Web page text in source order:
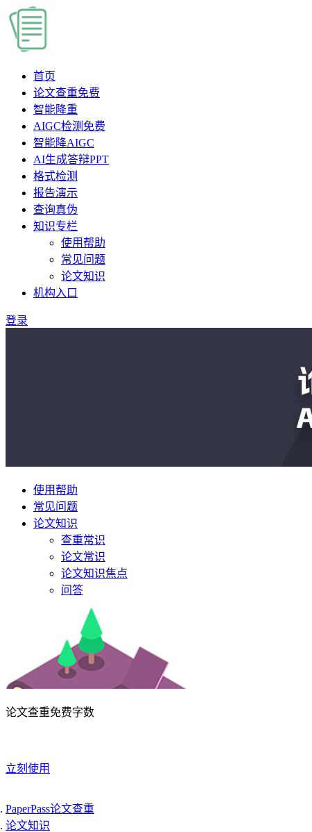
首页
论文查重免费
智能降重
AIGC检测 免费
智能降AIGC
AI生成答辩PPT
格式检测
报告演示
查询真伪
知识专栏
使用帮助
常见问题
论文知识
机构入口
登录
使用帮助
常见问题
论文知识
查重常识
论文常识
论文知识焦点
问答
论文查重免费字数
立刻使用
PaperPass论文查重
论文知识